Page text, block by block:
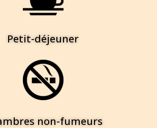
Petit-déjeuner
non-fumeurs